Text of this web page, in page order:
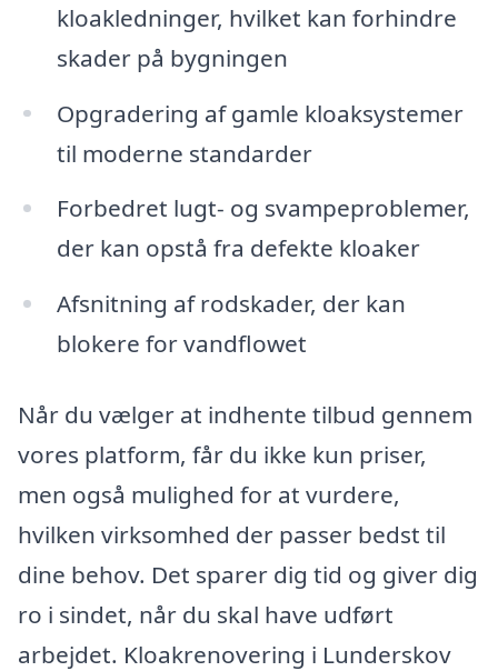
kloakledninger, hvilket kan forhindre
skader på bygningen
Opgradering af gamle kloaksystemer
til moderne standarder
Forbedret lugt- og svampeproblemer,
der kan opstå fra defekte kloaker
Afsnitning af rodskader, der kan
blokere for vandflowet
Når du vælger at indhente tilbud gennem
vores platform, får du ikke kun priser,
men også mulighed for at vurdere,
hvilken virksomhed der passer bedst til
dine behov. Det sparer dig tid og giver dig
ro i sindet, når du skal have udført
arbejdet. Kloakrenovering i Lunderskov